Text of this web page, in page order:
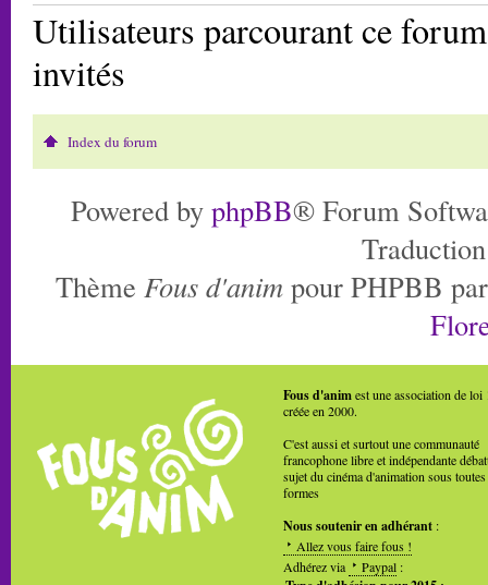
Utilisateurs parcourant ce
invités
Index du forum
Powered by phpBB® Forum
Thème Fous d'anim pour PHPBB
Fous d'animest une association de loi
créée en 2000.
C'est aussi et surtout une communauté
francophone libre et indépendante
sujet du cinéma d'animation sous toutes
formes
Nous soutenir en adhérant :
Allez vous faire fous !
Adhérez via
Paypal :